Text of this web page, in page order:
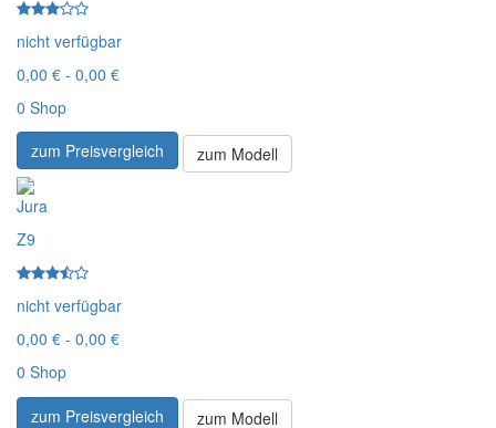
nicht verfügbar
0,00 € - 0,00 €
0 Shop
zum Preisvergleich
zum Modell
Jura
Z9
nicht verfügbar
0,00 € - 0,00 €
0 Shop
zum Preisvergleich
zum Modell